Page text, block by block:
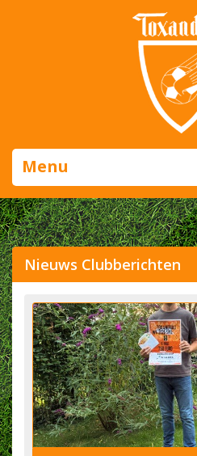
Menu
Nieuws Clubberichten